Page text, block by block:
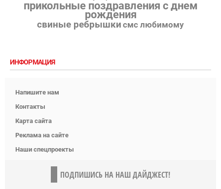
прикольные поздравления с днем
рождения
свиные ребрышки смс любимому
ИНФОРМАЦИЯ
Напишите нам
Контакты
Карта сайта
Реклама на сайте
Наши спецпроекты
ПОДПИШИСЬ НА НАШ ДАЙДЖЕСТ!